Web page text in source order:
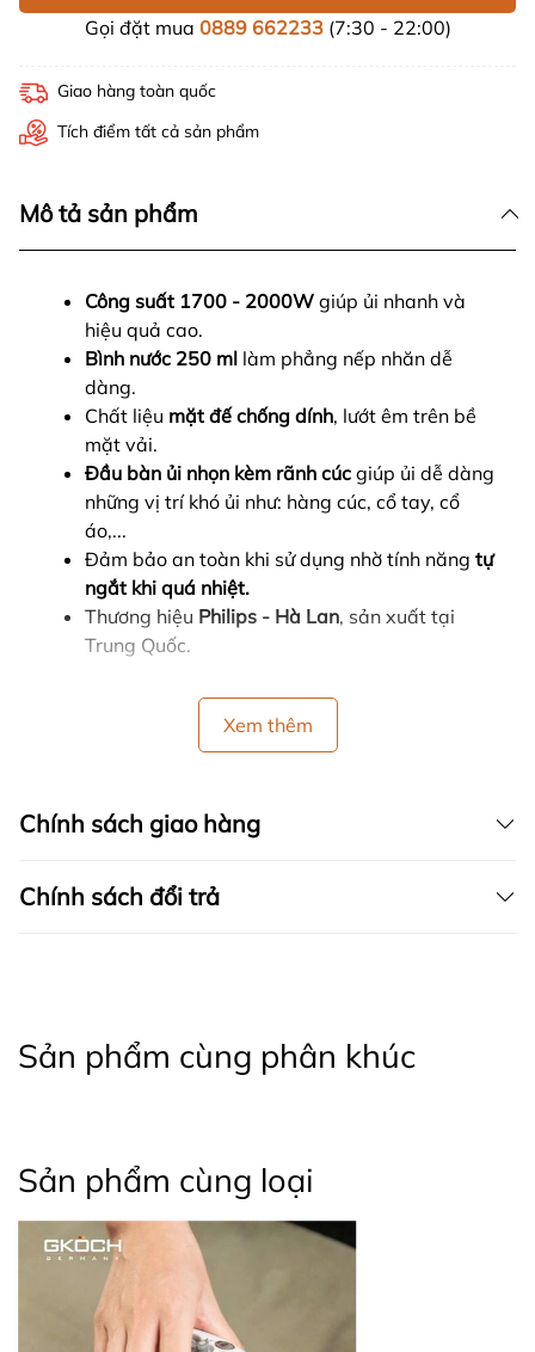
Gọi đặt mua 0889 662233(7:30 - 22:00)
Giao hàng toàn quốc
Tích điểm tất cả sản phẩm
Mô tả sản phẩm
Công suất 1700 - 2000W giúp ủi nhanh và
hiệu quả cao.
Bình nước 250 ml làm phẳng nếp nhăn dễ
dàng.
Chất liệu mặt đế chống dính, lướt êm trên bề
mặt vải.
Đầu bàn ủi nhọn kèm rãnh cúc giúp ủi dễ dàng
những vị trí khó ủi như: hàng cúc, cổ tay, cổ
áo,...
Đảm bảo an toàn khi sử dụng nhờ tính năng tự
ngắt khi quá nhiệt.
Thương hiệu Philips - Hà Lan, sản xuất tại
Trung Quốc.
Xem thêm
Chính sách giao hàng
Chính sách đổi trả
Sản phẩm cùng phân khúc
Sản phẩm cùng loại